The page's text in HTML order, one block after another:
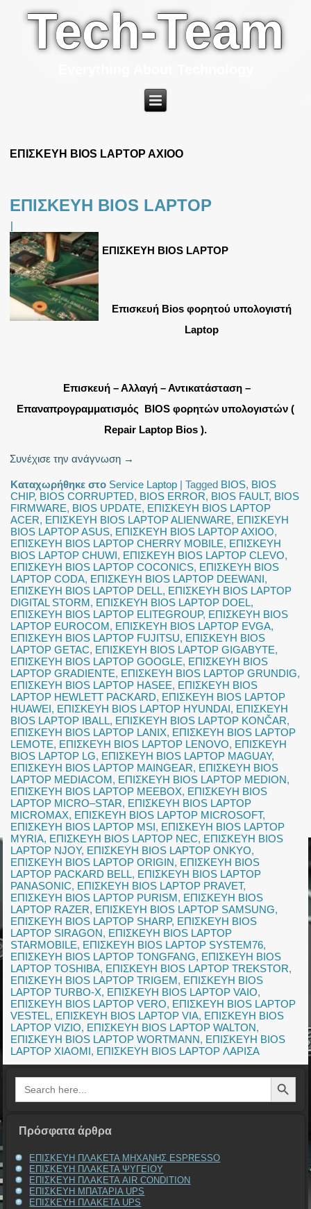
Tech-Team
ΕΠΙΣΚΕΥΗ BIOS LAPTOP AXIOO
ΕΠΙΣΚΕΥΗ BIOS LAPTOP
|
ΕΠΙΣΚΕΥΗ BIOS LAPTOP
Επισκευή Bios φορητού υπολογιστή
Laptop
Επισκευή – Αλλαγή – Αντικατάσταση –
Επαναπρογραμματισμός BIOS φορητών υπολογιστών (
Repair Laptop Bios ).
Συνέχισε την ανάγνωση →
Καταχωρήθηκε στο Service Laptop |Tagged BIOS, BIOS
CHIP, BIOS CORRUPTED, BIOS ERROR, BIOS FAULT, BIOS
FIRMWARE, BIOS UPDATE, ΕΠΙΣΚΕΥΗ BIOS LAPTOP
ACER, ΕΠΙΣΚΕΥΗ BIOS LAPTOP ALIENWARE, ΕΠΙΣΚΕΥΗ
BIOS LAPTOP ASUS, ΕΠΙΣΚΕΥΗ BIOS LAPTOP AXIOO,
ΕΠΙΣΚΕΥΗ BIOS LAPTOP CHERRY MOBILE, ΕΠΙΣΚΕΥΗ
BIOS LAPTOP CHUWI, ΕΠΙΣΚΕΥΗ BIOS LAPTOP CLEVO,
ΕΠΙΣΚΕΥΗ BIOS LAPTOP COCONICS, ΕΠΙΣΚΕΥΗ BIOS
LAPTOP CODA, ΕΠΙΣΚΕΥΗ BIOS LAPTOP DEEWANI,
ΕΠΙΣΚΕΥΗ BIOS LAPTOP DELL, ΕΠΙΣΚΕΥΗ BIOS LAPTOP
DIGITAL STORM, ΕΠΙΣΚΕΥΗ BIOS LAPTOP DOEL,
ΕΠΙΣΚΕΥΗ BIOS LAPTOP ELITEGROUP, ΕΠΙΣΚΕΥΗ BIOS
LAPTOP EUROCOM, ΕΠΙΣΚΕΥΗ BIOS LAPTOP EVGA,
ΕΠΙΣΚΕΥΗ BIOS LAPTOP FUJITSU, ΕΠΙΣΚΕΥΗ BIOS
LAPTOP GETAC, ΕΠΙΣΚΕΥΗ BIOS LAPTOP GIGABYTE,
ΕΠΙΣΚΕΥΗ BIOS LAPTOP GOOGLE, ΕΠΙΣΚΕΥΗ BIOS
LAPTOP GRADIENTE, ΕΠΙΣΚΕΥΗ BIOS LAPTOP GRUNDIG,
ΕΠΙΣΚΕΥΗ BIOS LAPTOP HASEE, ΕΠΙΣΚΕΥΗ BIOS
LAPTOP HEWLETT PACKARD, ΕΠΙΣΚΕΥΗ BIOS LAPTOP
HUAWEI, ΕΠΙΣΚΕΥΗ BIOS LAPTOP HYUNDAI, ΕΠΙΣΚΕΥΗ
BIOS LAPTOP IBALL, ΕΠΙΣΚΕΥΗ BIOS LAPTOP KONČAR,
ΕΠΙΣΚΕΥΗ BIOS LAPTOP LANIX, ΕΠΙΣΚΕΥΗ BIOS LAPTOP
LEMOTE, ΕΠΙΣΚΕΥΗ BIOS LAPTOP LENOVO, ΕΠΙΣΚΕΥΗ
BIOS LAPTOP LG, ΕΠΙΣΚΕΥΗ BIOS LAPTOP MAGUAY,
ΕΠΙΣΚΕΥΗ BIOS LAPTOP MAINGEAR, ΕΠΙΣΚΕΥΗ BIOS
LAPTOP MEDIACOM, ΕΠΙΣΚΕΥΗ BIOS LAPTOP MEDION,
ΕΠΙΣΚΕΥΗ BIOS LAPTOP MEEBOX, ΕΠΙΣΚΕΥΗ BIOS
LAPTOP MICRO–STAR, ΕΠΙΣΚΕΥΗ BIOS LAPTOP
MICROMAX, ΕΠΙΣΚΕΥΗ BIOS LAPTOP MICROSOFT,
ΕΠΙΣΚΕΥΗ BIOS LAPTOP MSI, ΕΠΙΣΚΕΥΗ BIOS LAPTOP
MYRIA, ΕΠΙΣΚΕΥΗ BIOS LAPTOP NEC, ΕΠΙΣΚΕΥΗ BIOS
LAPTOP NJOY, ΕΠΙΣΚΕΥΗ BIOS LAPTOP ONKYO,
ΕΠΙΣΚΕΥΗ BIOS LAPTOP ORIGIN, ΕΠΙΣΚΕΥΗ BIOS
LAPTOP PACKARD BELL, ΕΠΙΣΚΕΥΗ BIOS LAPTOP
PANASONIC, ΕΠΙΣΚΕΥΗ BIOS LAPTOP PRAVET,
ΕΠΙΣΚΕΥΗ BIOS LAPTOP PURISM, ΕΠΙΣΚΕΥΗ BIOS
LAPTOP RAZER, ΕΠΙΣΚΕΥΗ BIOS LAPTOP SAMSUNG,
ΕΠΙΣΚΕΥΗ BIOS LAPTOP SHARP, ΕΠΙΣΚΕΥΗ BIOS
LAPTOP SIRAGON, ΕΠΙΣΚΕΥΗ BIOS LAPTOP
STARMOBILE, ΕΠΙΣΚΕΥΗ BIOS LAPTOP SYSTEM76,
ΕΠΙΣΚΕΥΗ BIOS LAPTOP TONGFANG, ΕΠΙΣΚΕΥΗ BIOS
LAPTOP TOSHIBA, ΕΠΙΣΚΕΥΗ BIOS LAPTOP TREKSTOR,
ΕΠΙΣΚΕΥΗ BIOS LAPTOP TRIGEM, ΕΠΙΣΚΕΥΗ BIOS
LAPTOP TURBO-X, ΕΠΙΣΚΕΥΗ BIOS LAPTOP VAIO,
ΕΠΙΣΚΕΥΗ BIOS LAPTOP VERO, ΕΠΙΣΚΕΥΗ BIOS LAPTOP
VESTEL, ΕΠΙΣΚΕΥΗ BIOS LAPTOP VIA, ΕΠΙΣΚΕΥΗ BIOS
LAPTOP VIZIO, ΕΠΙΣΚΕΥΗ BIOS LAPTOP WALTON,
ΕΠΙΣΚΕΥΗ BIOS LAPTOP WORTMANN, ΕΠΙΣΚΕΥΗ BIOS
LAPTOP XIAOMI, ΕΠΙΣΚΕΥΗ BIOS LAPTOP ΛΑΡΙΣΑ
Search
for:
Search Button
Πρόσφατα άρθρα
ΕΠΙΣΚΕΥΗ ΠΛΑΚΕΤΑ ΜΗΧΑΝΗΣ ESPRESSO
ΕΠΙΣΚΕΥΗ ΠΛΑΚΕΤΑ ΨΥΓΕΙΟΥ
ΕΠΙΣΚΕΥΗ ΠΛΑΚΕΤΑ AIR CONDITION
ΕΠΙΣΚΕΥΗ ΜΠΑΤΑΡΙΑ UPS
ΕΠΙΣΚΕΥΗ ΠΛΑΚΕΤΑ UPS